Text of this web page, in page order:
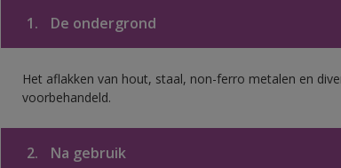
1. De ondergrond
Het aflakken van hout, staal, non-ferro metalen en
voorbehandeld.
2. Na gebruik